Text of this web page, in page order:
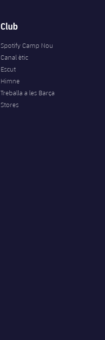
Club
Spotify Camp Nou
Canal ètic
Escut
Himne
Treballa a les Barça
Stores